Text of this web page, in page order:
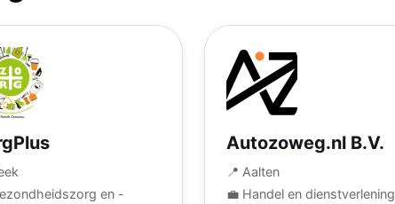
en -
Autozoweg.nl B.V.
📍 Aalten
💼 Handel en dienstverlening